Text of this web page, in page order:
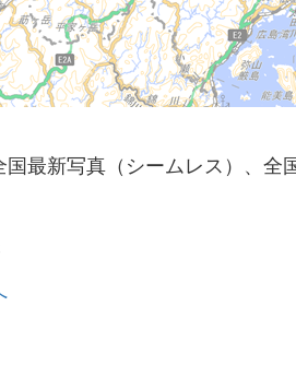
国最新写真（シームレス）、全